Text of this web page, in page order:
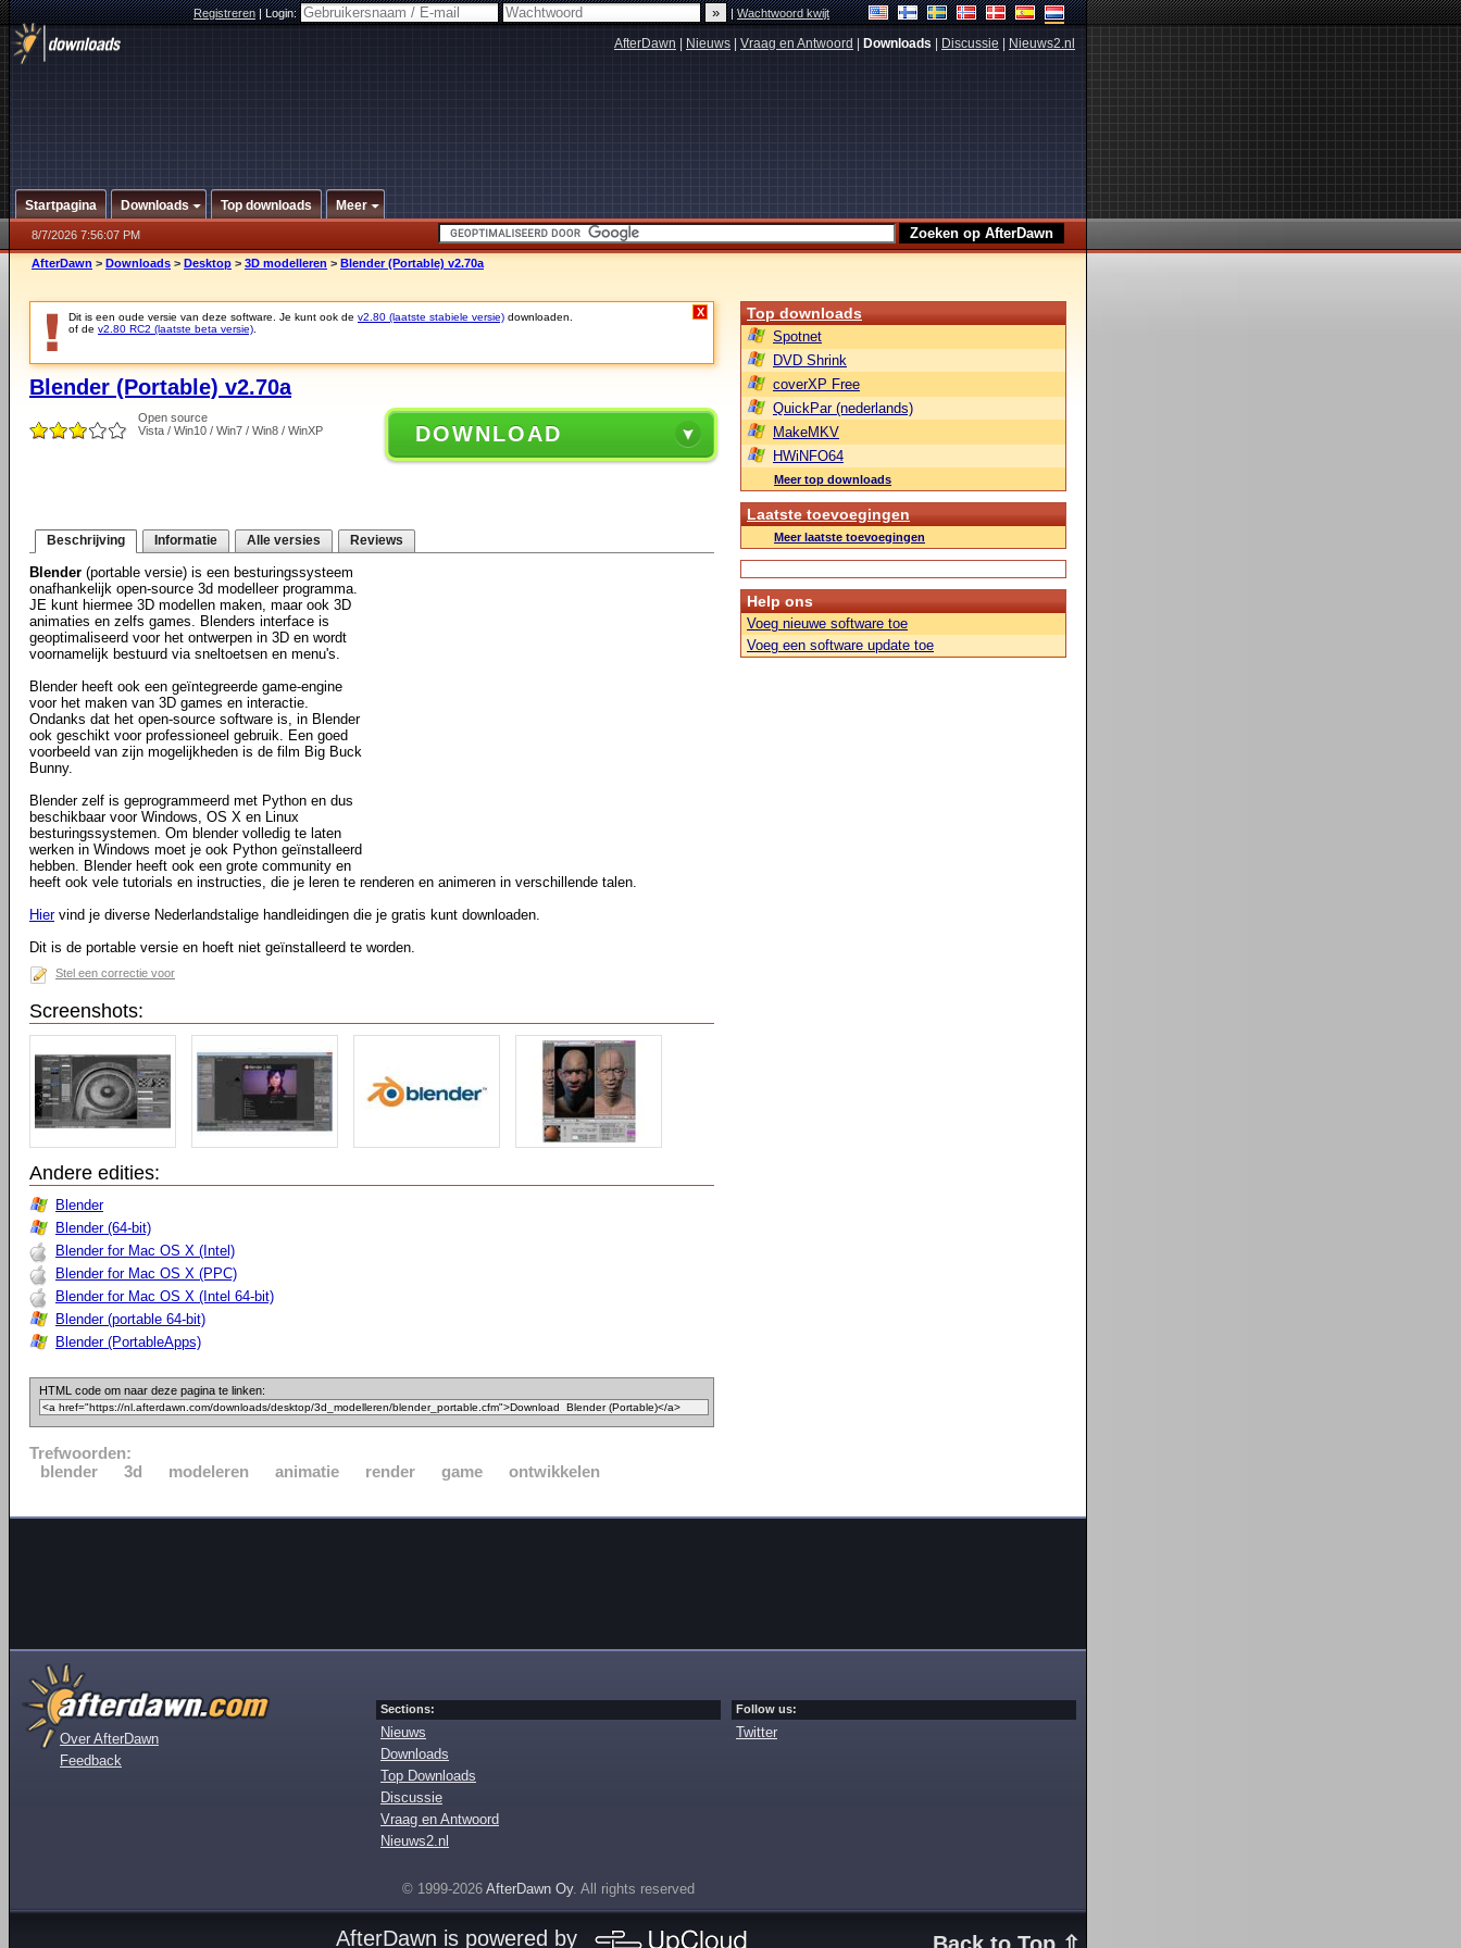
Registreren|Login: |Wachtwoord kwijt
AfterDawn Nieuws Vraag en Antwoord Downloads Discussie Nieuws2.nl
Startpagina Downloads Top downloads Meer
8/7/2026 7:56:07 PM
AfterDawn > Downloads > Desktop > 3D modelleren > Blender (Portable) v2.70a
Dit is een oude versie van deze software. Je kunt ook de v2.80 (laatste stabiele versie) downloaden.
of de v2.80 RC2 (laatste beta versie)
X
Blender (Portable) v2.70a
Open source
Vista / Win10 / Win7 / Win8 / WinXP
DOWNLOAD
Beschrijving Informatie Alle versies Reviews
Blender (portable versie) is een besturingssysteem
onafhankelijk open-source 3d modelleer programma.
JE kunt hiermee 3D modellen maken, maar ook 3D
animaties en zelfs games. Blenders interface is
geoptimaliseerd voor het ontwerpen in 3D en wordt
voornamelijk bestuurd via sneltoetsen en menu's.
Blender heeft ook een geïntegreerde game-engine
voor het maken van 3D games en interactie.
Ondanks dat het open-source software is, in Blender
ook geschikt voor professioneel gebruik. Een goed
voorbeeld van zijn mogelijkheden is de film Big Buck
Bunny.
Blender zelf is geprogrammeerd met Python en dus
beschikbaar voor Windows, OS X en Linux
besturingssystemen. Om blender volledig te laten
werken in Windows moet je ook Python geïnstalleerd
hebben. Blender heeft ook een grote community en
heeft ook vele tutorials en instructies, die je leren te renderen en animeren in verschillende talen.
Hiervind je diverse Nederlandstalige handleidingen die je gratis kunt downloaden.
Dit is de portable versie en hoeft niet geïnstalleerd te worden.
Stel een correctie voor
Screenshots:
Andere edities:
Blender
Blender (64-bit)
Blender for Mac OS X (Intel)
Blender for Mac OS X (PPC)
Blender for Mac OS X (Intel 64-bit)
Blender (portable 64-bit)
Blender (PortableApps)
HTML code om naar deze pagina te linken:
Trefwoorden:
blender
3d modeleren animatie render game ontwikkelen
Top downloads
Spotnet
DVD Shrink
coverXP Free
QuickPar (nederlands)
MakeMKV
HWiNFO64
Meer top downloads
Laatste toevoegingen
Meer laatste toevoegingen
Help ons
Voeg nieuwe software toe
Voeg een software update toe
Over AfterDawn
Feedback
Sections:
Nieuws
Downloads
Top Downloads
Discussie
Vraag en Antwoord
Nieuws2.nl
Follow us:
Twitter
© 1999-2026 AfterDawn Oy. All rights reserved
AfterDawn is powered by